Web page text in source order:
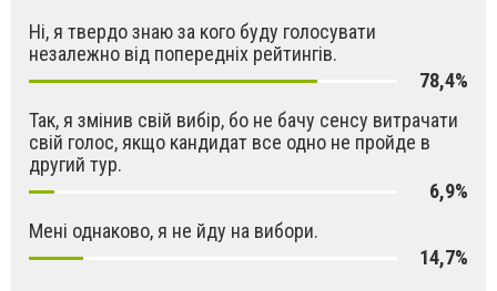
Ні, я твердо знаю за кого буду голосувати
незалежно від попередніх рейтингів.
78,4%
Так, я змінив свій вибір, бо не бачу сенсу витрачати
свій голос, якщо кандидат все одно не пройде в
другий тур.
6,9%
Мені однаково, я не йду на вибори.
14,7%